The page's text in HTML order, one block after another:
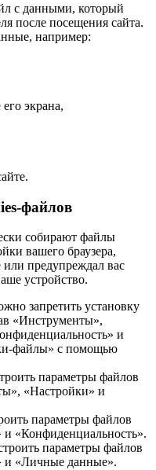
с данными, который
после посещения сайта.
например:
экрана,
файлов
собирают файлы
вашего браузера,
предупреждал вас
устройство.
запретить установку
«Инструменты»,
и
файлы» с помощью
параметры файлов
«Настройки» и
параметры файлов
«Конфиденциальность».
параметры файлов
и «Личные данные».